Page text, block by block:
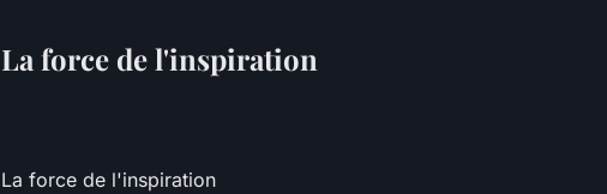
La force de l'inspiration
La force de l'inspiration